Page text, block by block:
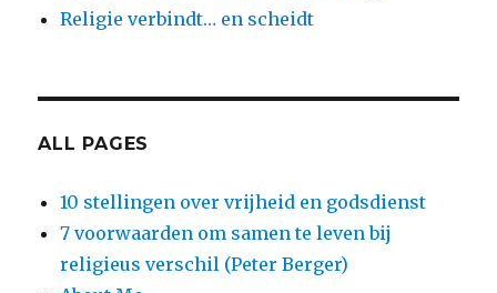
Religie verbindt… en scheidt
ALL PAGES
10 stellingen over vrijheid en godsdienst
7 voorwaarden om samen te leven bij
religieus verschil (Peter Berger)